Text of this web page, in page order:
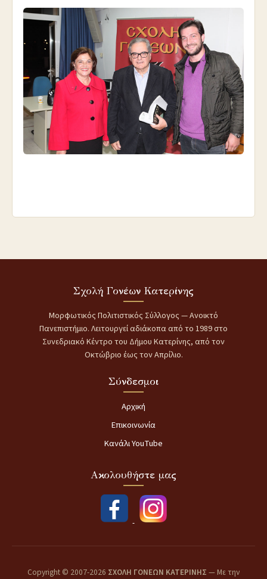
Σχολή Γονέων Κατερίνης
Μορφωτικός Πολιτιστικός Σύλλογος — Ανοικτό
Πανεπιστήμιο. Λειτουργεί αδιάκοπα από το 1989 στο
Συνεδριακό Κέντρο του Δήμου Κατερίνης, από τον
Οκτώβριο έως τον Απρίλιο.
Σύνδεσμοι
Αρχική
Επικοινωνία
Κανάλι YouTube
Ακολουθήστε μας
Copyright © 2007-2026 ΣΧΟΛΗ ΓΟΝΕΩΝ ΚΑΤΕΡΙΝΗΣ — Με την